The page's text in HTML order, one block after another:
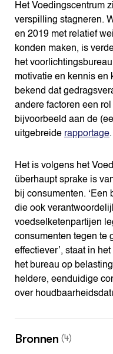
Het Voedingscentrum
verspilling stagneren.
en 2019 met relatief
konden maken, is
het
motivatie en kennis en
bekend dat
andere factoren een
bijvoorbeeld aan de
uitgebreide rapportage.
Het is volgens het
überhaupt sprake is
bij consumenten. ‘Een
die ook
voedselketenpartijen
consumenten tegen te
effectiever’, staat in
het bureau op
heldere, eenduidige
over
Bronnen (4)